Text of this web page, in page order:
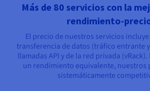
Más de 80 servicios con la
rendimiento-
El precio de nuestros servicios
transferencia de datos (tráfico entrante
llamadas API y de la red privada
un rendimiento equivalente, nuestros
sistemáticamente